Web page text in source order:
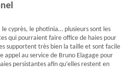
cyprès, le photinia… plusieurs sont les
qui pourraient faire office de haies pour
supportent très bien la taille et sont facile
appel au service de Bruno Elagage pour
persistantes afin qu’elles restent en